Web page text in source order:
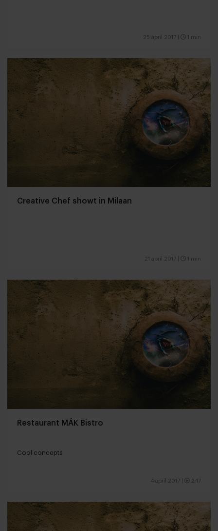
25 april 2017 1 min
Creative Chef showt in Milaan
21 april 2017 1 min
Restaurant MÁK Bistro
Cool concepts
4 april 2017 2:17